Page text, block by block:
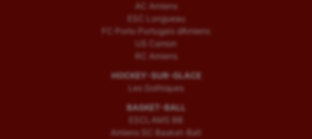
AC Amiens
ESC Longueau
FC Porto Portugais d’Amiens
US Camon
RC Amiens
HOCKEY-SUR-GLACE
Les Gothiques
BASKET-BALL
ESCLAMS BB
Amiens SC Basket-Ball